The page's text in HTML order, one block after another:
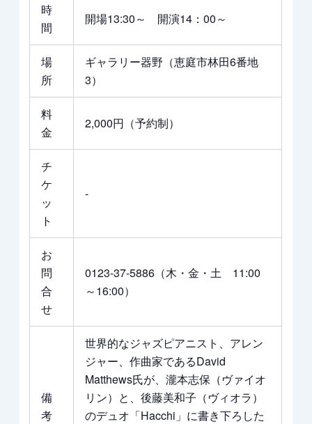
時
間
開場13:30～ 開演14：00～
場
所
ギャラリー器野（恵庭市林田6番地
3）
料
金
2,000円（予約制）
チ
ケ
ッ
ト
‐
お
問
合
せ
0123-37-5886（木・金・土 11:00
～16:00）
備
考
世界的なジャズピアニスト、アレン
ジャー、作曲家であるDavid
Matthews氏が、瀧本志保（ヴァイオ
リン）と、後藤美和子（ヴィオラ）
のデュオ「Hacchi」に書き下ろした